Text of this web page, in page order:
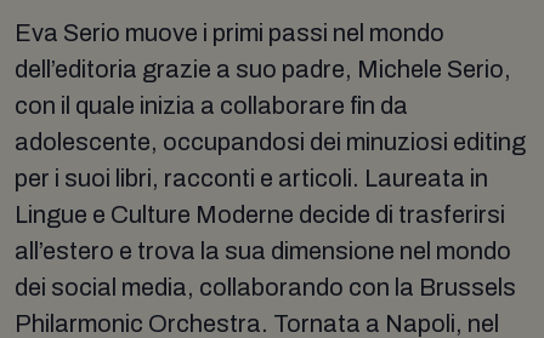
Eva Serio muove i primi passi nel mondo
dell’editoria grazie a suo padre, Michele Serio,
con il quale inizia a collaborare fin da
adolescente, occupandosi dei minuziosi editing
per i suoi libri, racconti e articoli. Laureata in
Lingue e Culture Moderne decide di trasferirsi
all’estero e trova la sua dimensione nel mondo
dei social media, collaborando con la Brussels
Philarmonic Orchestra. Tornata a Napoli, nel